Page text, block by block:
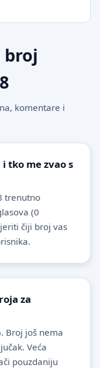
broj
komentare i
tko me zvao s
trenutno
(0
čiji broj vas
za
Broj još nema
Veća
pouzdaniju